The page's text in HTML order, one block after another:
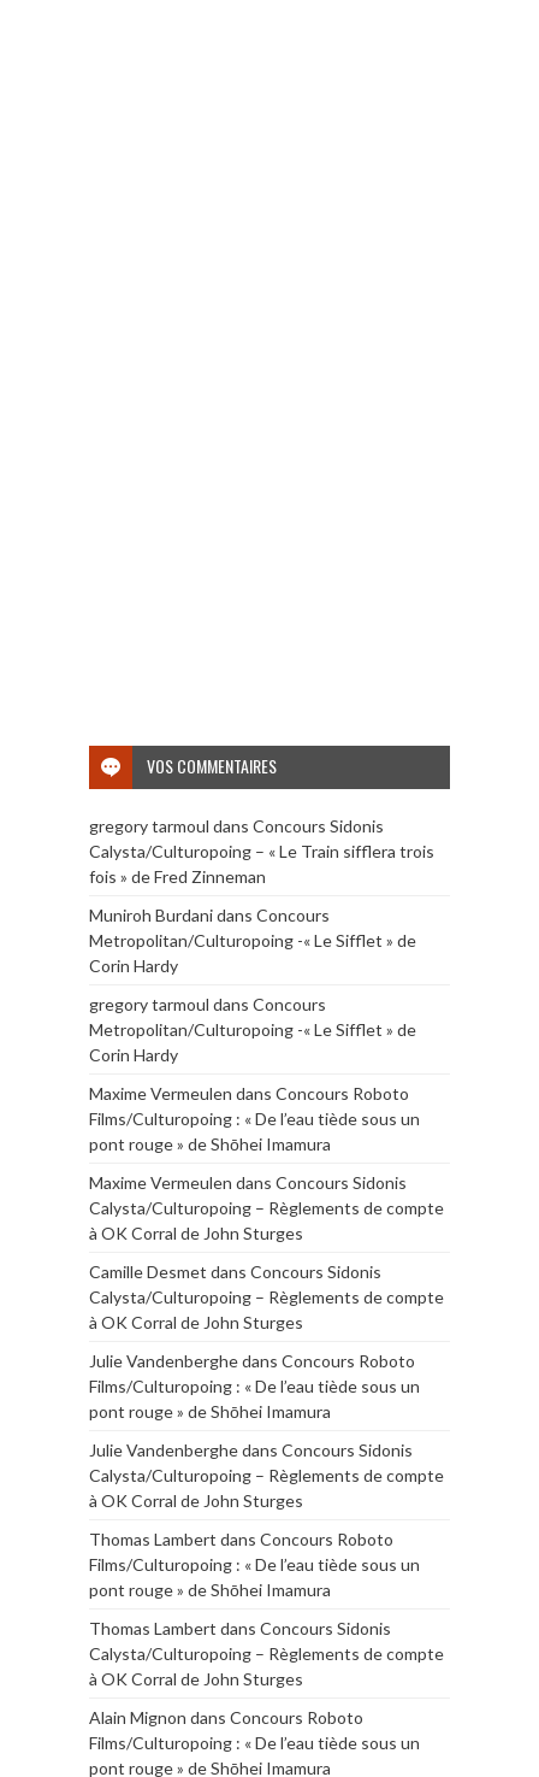
VOS COMMENTAIRES
gregory tarmoul dans Concours Sidonis
Calysta/Culturopoing – « Le Train sifflera trois
fois » de Fred Zinneman
Muniroh Burdanidans Concours
Metropolitan/Culturopoing -« Le Sifflet » de
Corin Hardy
gregory tarmoul dans Concours
Metropolitan/Culturopoing -« Le Sifflet » de
Corin Hardy
Maxime Vermeulen dans Concours Roboto
Films/Culturopoing : « De l’eau tiède sous un
pont rouge » de Shōhei Imamura
Maxime Vermeulen dans Concours Sidonis
Calysta/Culturopoing – Règlements de compte
à OK Corral de John Sturges
Camille Desmet dans Concours Sidonis
Calysta/Culturopoing – Règlements de compte
à OK Corral de John Sturges
Julie Vandenberghedans Concours Roboto
Films/Culturopoing : « De l’eau tiède sous un
pont rouge » de Shōhei Imamura
Julie Vandenberghedans Concours Sidonis
Calysta/Culturopoing – Règlements de compte
à OK Corral de John Sturges
Thomas Lambert dans Concours Roboto
Films/Culturopoing : « De l’eau tiède sous un
pont rouge » de Shōhei Imamura
Thomas Lambert dans Concours Sidonis
Calysta/Culturopoing – Règlements de compte
à OK Corral de John Sturges
Alain Mignon dans Concours Roboto
Films/Culturopoing : « De l’eau tiède sous un
pont rouge » de Shōhei Imamura